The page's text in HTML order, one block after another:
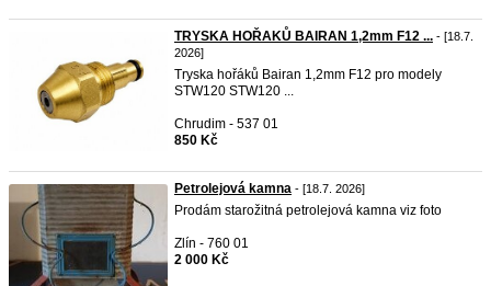
TRYSKA HOŘAKŮ BAIRAN 1,2mm F12 ... - [18.7.
2026]
Tryska hořáků Bairan 1,2mm F12 pro modely
STW120 STW120 ...
Chrudim - 537 01
850 Kč
Petrolejová kamna - [18.7. 2026]
Prodám starožitná petrolejová kamna viz foto
Zlín - 760 01
2 000 Kč